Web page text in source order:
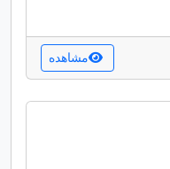
مشاهده